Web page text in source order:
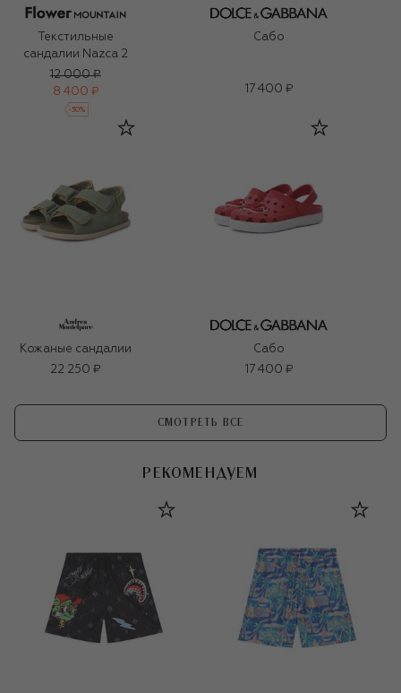
Текстильные
сандалии Nazca 2
12 000 ₽
8 400 ₽
-30%
Сабо
17 400 ₽
Кожаные сандалии
22 250 ₽
Сабо
17 400 ₽
СМОТРЕТЬ ВСЕ
РЕКОМЕНДУЕМ